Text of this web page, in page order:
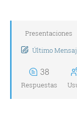
Presentaciones
Último
38
Respuestas